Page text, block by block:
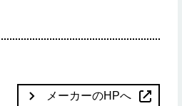
メーカーのHPへ